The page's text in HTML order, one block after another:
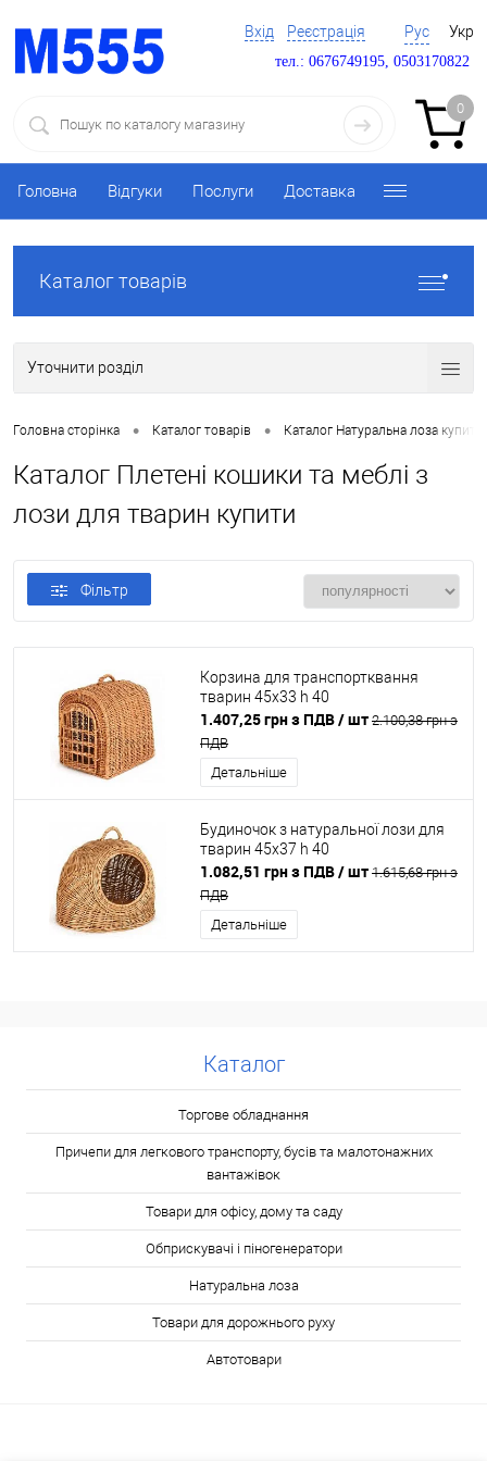
Вхід Реєстрація Рус Укр
тел.: 0676749195, 0503170822
0
Головна Відгуки Послуги Доставка
Каталог товарів
Уточнити розділ
Головна сторінка • Каталог товарів • Каталог Натуральна лоза купити
Каталог Плетені кошики та меблі з
лози для тварин купити
Фільтр
Корзина для транспортквання
тварин 45x33 h 40
1.407,25 грн з ПДВ/ шт 2.100,38 грн з
ПДВ
Детальніше
Будиночок з натуральної лози для
тварин 45x37 h 40
1.082,51 грн з ПДВ/ шт 1.615,68 грн з
ПДВ
Детальніше
Каталог
Торгове обладнання
Причепи для легкового транспорту, бусів та малотонажних
вантажівок
Товари для офісу, дому та саду
Обприскувачі і піногенератори
Натуральна лоза
Товари для дорожнього руху
Автотовари